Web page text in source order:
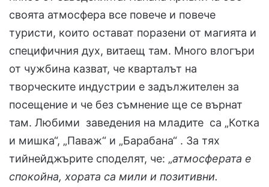
своята атмосфера все повече и повече
туристи, които остават поразени от магията и
специфичния дух, витаещ там. Много влогъри
от чужбина казват, че кварталът на
творческите индустрии е задължителен за
посещение и че без съмнение ще се върнат
там. Любими заведения на младите са „Котка
и мишка“, „Паваж“ и „Барабана“ . За тях
тийнейджърите споделят, че: „атмосферата е
спокойна, хората са мили и позитивни.